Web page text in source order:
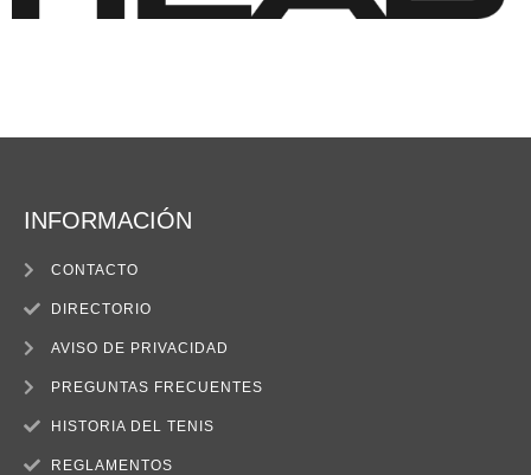
INFORMACIÓN
CONTACTO
DIRECTORIO
AVISO DE PRIVACIDAD
PREGUNTAS FRECUENTES
HISTORIA DEL TENIS
REGLAMENTOS